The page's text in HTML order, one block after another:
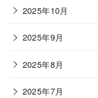
2025年10月
2025年9月
2025年8月
2025年7月